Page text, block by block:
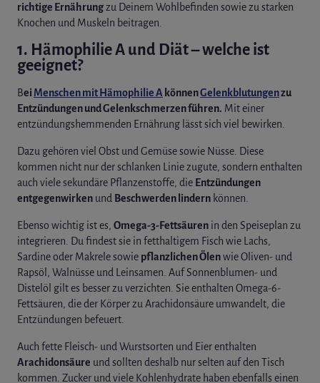
richtige Ernährungzu Deinem Wohlbefinden sowie zu starken
Knochen und Muskeln beitragen.
1. Hämophilie A und Diät – welche ist
geeignet?
Bei Menschen mit Hämophilie A könnenGelenkblutungenzu
Entzündungen und Gelenkschmerzen führen. Mit einer
entzündungshemmenden Ernährung lässt sich viel bewirken.
Dazu gehören viel Obst und Gemüse sowie Nüsse. Diese
kommen nicht nur der schlanken Linie zugute, sondern enthalten
auch viele sekundäre Pflanzenstoffe, die Entzündungen
entgegenwirken und Beschwerden lindern können.
Ebenso wichtig ist es, Omega-3-Fettsäuren in den Speiseplan zu
integrieren. Du findest sie in fetthaltigem Fisch wie Lachs,
Sardine oder Makrele sowie pflanzlichen Ölenwie Oliven- und
Rapsöl, Walnüsse und Leinsamen. Auf Sonnenblumen- und
Distelöl gilt es besser zu verzichten. Sie enthalten Omega-6-
Fettsäuren, die der Körper zu Arachidonsäure umwandelt, die
Entzündungen befeuert.
Auch fette Fleisch- und Wurstsorten und Eier enthalten
Arachidonsäure und sollten deshalb nur selten auf den Tisch
kommen. Zucker und viele Kohlenhydrate haben ebenfalls einen